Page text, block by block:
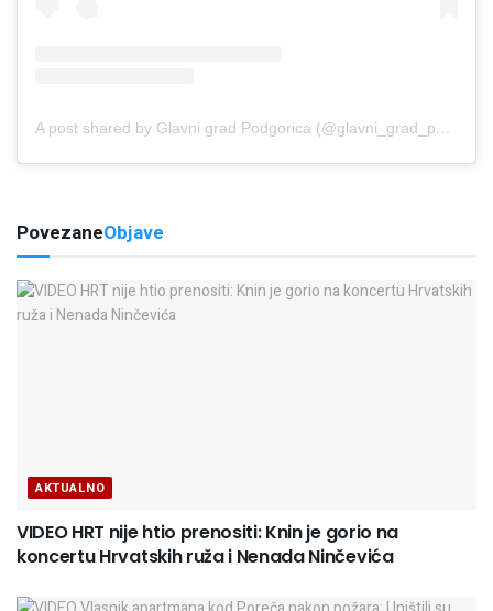
A post shared by Glavni grad Podgorica (@glavni_grad_podgorica)
PovezaneObjave
AKTUALNO
VIDEO HRT nije htio prenositi: Knin je gorio na
koncertu Hrvatskih ruža i Nenada Ninčevića